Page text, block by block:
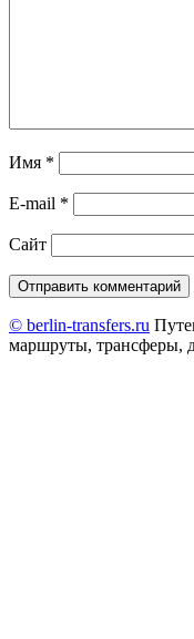
Имя *
E-mail *
Сайт
© berlin-transfers.ru
маршруты, трансферы,